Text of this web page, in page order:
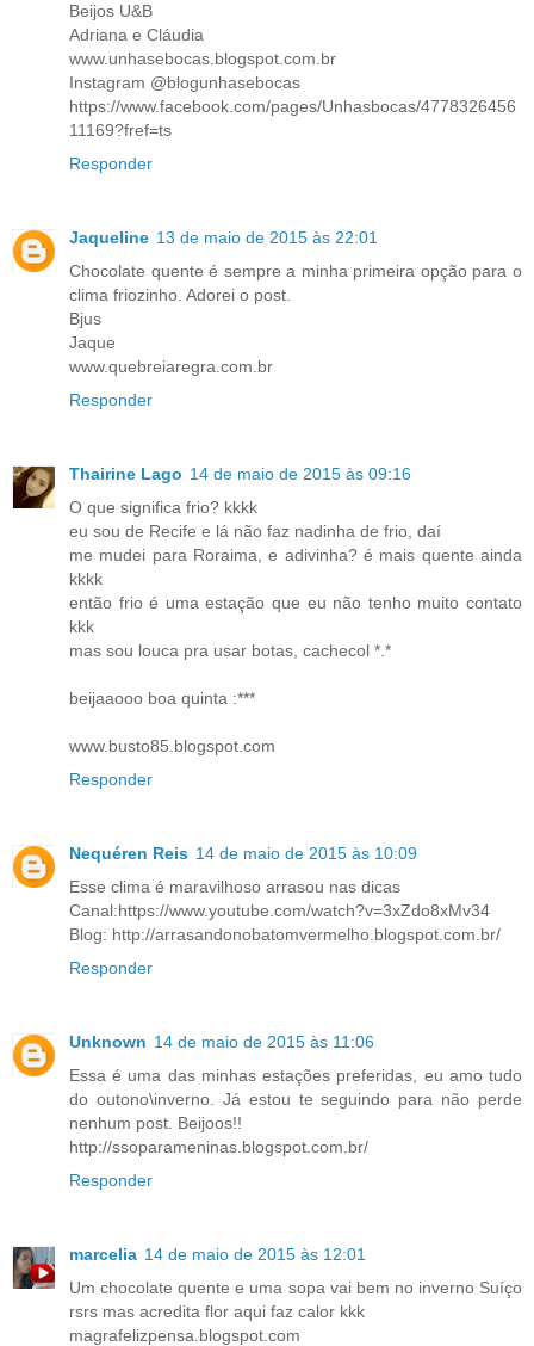
Beijos U&B
Adriana e Cláudia
www.unhasebocas.blogspot.com.br
Instagram @blogunhasebocas
https://www.facebook.com/pages/Unhasbocas/4778326456
11169?fref=ts
Responder
Jaqueline 13 de maio de 2015 às 22:01
Chocolate quente é sempre a minha primeira opção para o
clima friozinho. Adorei o post.
Bjus
Jaque
www.quebreiaregra.com.br
Responder
Thairine Lago 14 de maio de 2015 às 09:16
O que significa frio? kkkk
eu sou de Recife e lá não faz nadinha de frio, daí
me mudei para Roraima, e adivinha? é mais quente ainda
kkkk
então frio é uma estação que eu não tenho muito contato
kkk
mas sou louca pra usar botas, cachecol *.*
beijaaooo boa quinta :***
www.busto85.blogspot.com
Responder
Nequéren Reis 14 de maio de 2015 às 10:09
Esse clima é maravilhoso arrasou nas dicas
Canal:https://www.youtube.com/watch?v=3xZdo8xMv34
Blog: http://arrasandonobatomvermelho.blogspot.com.br/
Responder
Unknown 14 de maio de 2015 às 11:06
Essa é uma das minhas estações preferidas, eu amo tudo
do outono\inverno. Já estou te seguindo para não perde
nenhum post. Beijoos!!
http://ssoparameninas.blogspot.com.br/
Responder
marcelia 14 de maio de 2015 às 12:01
Um chocolate quente e uma sopa vai bem no inverno Suíço
rsrs mas acredita flor aqui faz calor kkk
magrafelizpensa.blogspot.com